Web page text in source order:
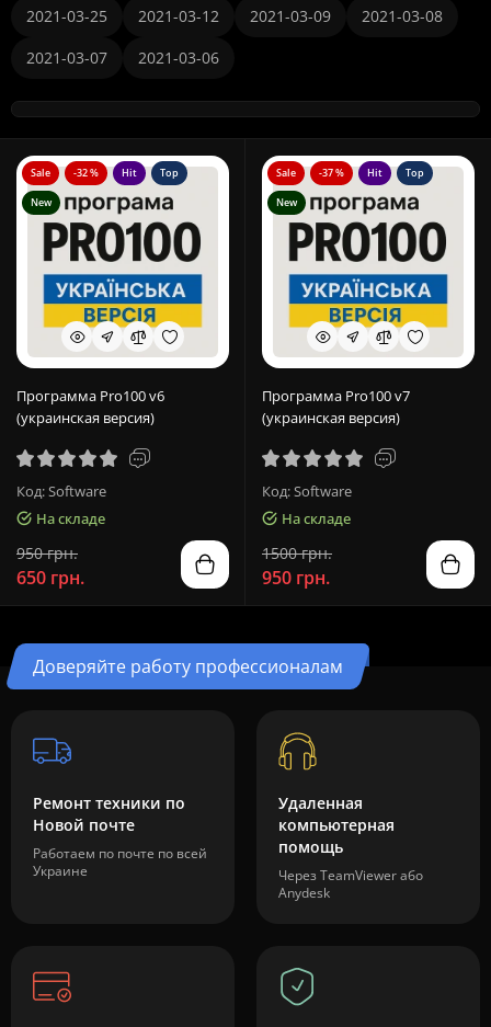
2021-03-25 2021-03-12 2021-03-09
2021-03-08
2021-03-07
2021-03-06
Sale -32 % Hit Top
New
Программа Pro100 v6
(украинская версия)
Код: Software
На складе
950 грн.
650 грн.
Sale -37 % Hit Top
New
Программа Pro100 v7
(украинская версия)
Код: Software
На складе
1500 грн.
950 грн.
Доверяйте работу профессионалам
Ремонт техники по
Новой почте
Работаем по почте по всей
Украине
Удаленная
компьютерная
помощь
Через TeamViewer або
Anydesk